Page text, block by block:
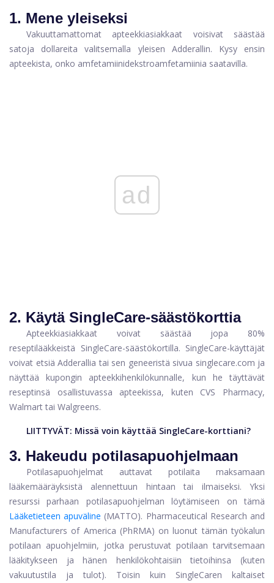
1. Mene yleiseksi
Vakuuttamattomat apteekkiasiakkaat voisivat säästää
satoja dollareita valitsemalla yleisen Adderallin. Kysy ensin
apteekista, onko amfetamiinidekstroamfetamiinia saatavilla.
ad
2. Käytä SingleCare-säästökorttia
Apteekkiasiakkaat voivat säästää jopa 80%
reseptilääkkeistä SingleCare-säästökortilla. SingleCare-käyttäjät
voivat etsiä Adderallia tai sen geneeristä sivua singlecare.com ja
näyttää kupongin apteekkihenkilökunnalle, kun he täyttävät
reseptinsä osallistuvassa apteekissa, kuten CVS Pharmacy,
Walmart tai Walgreens.
LIITTYVÄT: Missä voin käyttää SingleCare-korttiani?
3. Hakeudu potilasapuohjelmaan
Potilasapuohjelmat auttavat potilaita maksamaan
lääkemääräyksistä alennettuun hintaan tai ilmaiseksi. Yksi
resurssi parhaan potilasapuohjelman löytämiseen on tämä
Lääketieteen apuväline (MATTO). Pharmaceutical Research and
Manufacturers of America (PhRMA) on luonut tämän työkalun
potilaan apuohjelmiin, jotka perustuvat potilaan tarvitsemaan
lääkitykseen ja hänen henkilökohtaisiin tietoihinsa (kuten
vakuutustila ja tulot). Toisin kuin SingleCaren kaltaiset